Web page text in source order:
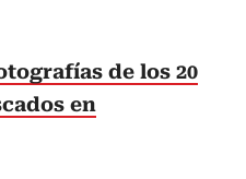
de los 20
en